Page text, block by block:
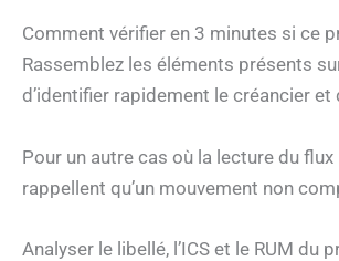
Comment vérifier en 3 minutes si ce
Rassemblez les éléments présents
d’identifier rapidement le créancier
Pour un autre cas où la lecture du
rappellent qu’un mouvement non
Analyser le libellé, l’ICS et le RUM